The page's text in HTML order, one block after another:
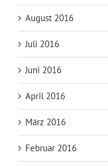
August 2016
Juli 2016
Juni 2016
April 2016
März 2016
Februar 2016